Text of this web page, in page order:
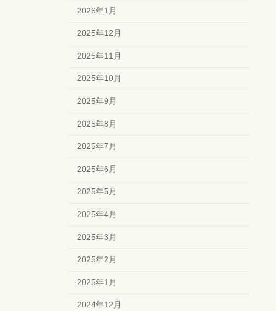
2026年1月
2025年12月
2025年11月
2025年10月
2025年9月
2025年8月
2025年7月
2025年6月
2025年5月
2025年4月
2025年3月
2025年2月
2025年1月
2024年12月